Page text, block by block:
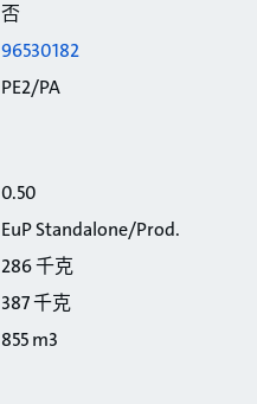
否
96530182
PE2/PA
0.50
EuP Standalone/Prod.
286 千克
387 千克
855 m3